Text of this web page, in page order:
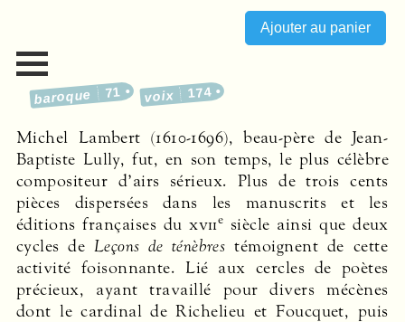
baroque 71 voix 174
Michel Lambert (1610-1696), beau-père de Jean-
Baptiste Lully, fut, en son temps, le plus célèbre
compositeur d’airs sérieux. Plus de trois cents
pièces dispersées dans les manuscrits et les
éditions françaises duxviie siècle ainsi que deux
cycles de Leçons de ténèbres témoignent de cette
activité foisonnante. Lié aux cercles de poètes
précieux, ayant travaillé pour divers mécènes
dont le cardinal de Richelieu et Foucquet, puis